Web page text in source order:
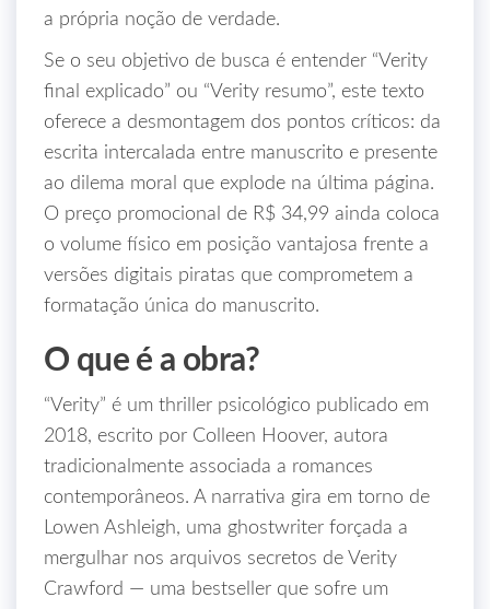
a própria noção de verdade.
Se o seu objetivo de busca é entender “Verity
final explicado” ou “Verity resumo”, este texto
oferece a desmontagem dos pontos críticos: da
escrita intercalada entre manuscrito e presente
ao dilema moral que explode na última página.
O preço promocional de R$ 34,99 ainda coloca
o volume físico em posição vantajosa frente a
versões digitais piratas que comprometem a
formatação única do manuscrito.
O que é a obra?
“Verity” é um thriller psicológico publicado em
2018, escrito por Colleen Hoover, autora
tradicionalmente associada a romances
contemporâneos. A narrativa gira em torno de
Lowen Ashleigh, uma ghostwriter forçada a
mergulhar nos arquivos secretos de Verity
Crawford — uma bestseller que sofre um